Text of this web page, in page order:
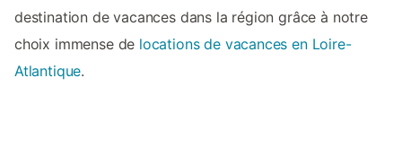
destination de vacances dans la région grâce à notre
choix immense de locations de vacances en Loire-
Atlantique.